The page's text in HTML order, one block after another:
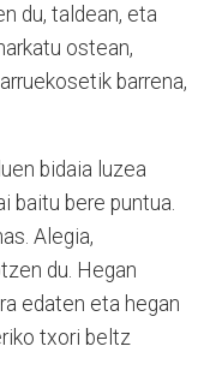
du, taldean, eta
ostean,
barrena,
bidaia luzea
baitu bere puntua.
Alegia,
du. Hegan
edaten eta hegan
txori beltz